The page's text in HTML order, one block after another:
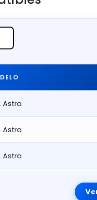
Astra
Astra
Astra